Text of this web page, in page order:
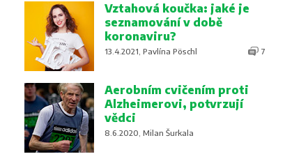
Vztahová koučka: jaké je
seznamování v době
koronaviru?
13.4.2021, Pavlína Pöschl 7
Aerobním cvičením proti
Alzheimerovi, potvrzují
vědci
8.6.2020, Milan Šurkala